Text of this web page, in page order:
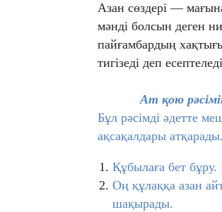
Азан сөздері —
мәнді болсын деген
пайғамбардың
тигізеді деп
Ат қою
Бұл рәсімді әдетте
ақсақалдары
Құбылаға бет
Оң құлаққа азан
шақырады.